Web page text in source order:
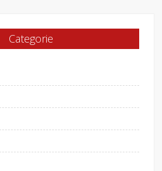
Categorie